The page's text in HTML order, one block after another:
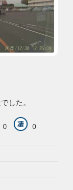
した。
0 0